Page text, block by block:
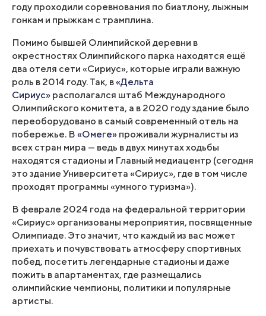
году проходили соревнования по биатлону, лыжным
гонкам и прыжкам с трамплина.
Помимо бывшей Олимпийской деревни в
окрестностях Олимпийского парка находятся ещё
два отеля сети «Сириус», которые играли важную
роль в 2014 году. Так, в«Дельта
Сириус» располагался штаб Международного
Олимпийского комитета, а в 2020 году здание было
переоборудовано в самый современный отель на
побережье. В «Омеге» проживали журналисты из
всех стран мира — ведь в двух минутах ходьбы
находятся стадионы и Главный медиацентр (сегодня
это здание Университета «Сириус», где в том числе
проходят программы «умного туризма»).
В феврале 2024 года на федеральной территории
«Сириус» организованы мероприятия, посвященные
Олимпиаде. Это значит, что каждый из вас может
приехать и почувствовать атмосферу спортивных
побед, посетить легендарные стадионы и даже
пожить в апартаментах, где размещались
олимпийские чемпионы, политики и популярные
артисты.